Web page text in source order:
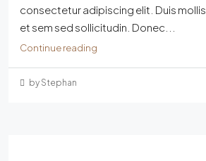
consectetur adipiscing elit. Duis mollis
et sem sed sollicitudin. Donec...
Continue reading
by Stephan